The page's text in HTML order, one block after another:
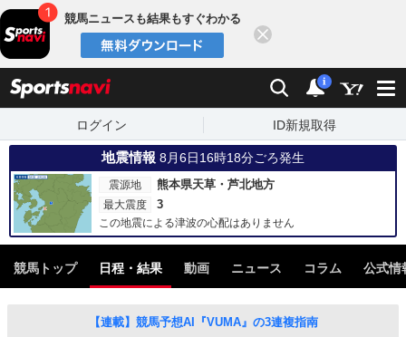
競馬ニュースも結果もすぐわかる
検索 通知
i
ログイン ID新規取得
地震情報 8月6日16時18分ごろ発生
震源地 熊本県天草・芦北地方
最大震度 3
この地震による津波の心配はありません
競馬トップ 日程・結果 動画 ニュース コラム 公式情
【連載】競馬予想AI『VUMA』の3連複指南